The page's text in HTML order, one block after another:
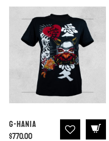
G-Hania
$770.00